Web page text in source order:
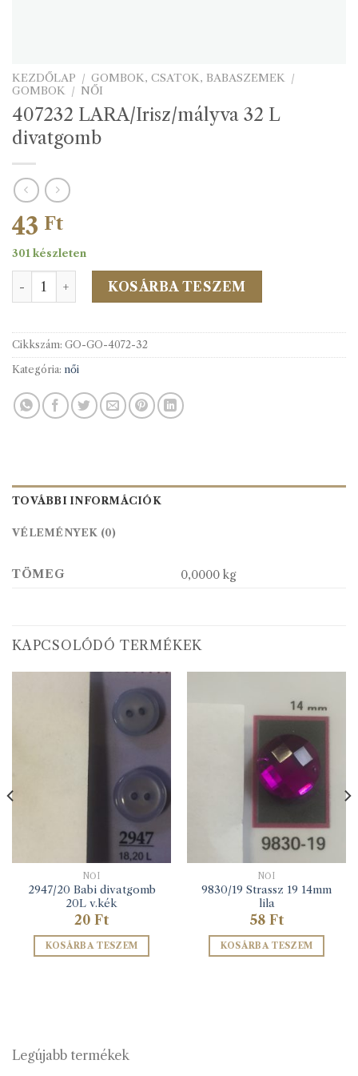
KEZDŐLAP / GOMBOK, CSATOK, BABASZEMEK /
GOMBOK / NŐI
407232 LARA/Irisz/mályva 32 L
divatgomb
43 Ft
301 készleten
407232 LARA/Irisz/mályva 32 L divatgomb mennyiség
KOSÁRBA TESZEM
Cikkszám: GO-GO-4072-32
Kategória: női
TOVÁBBI INFORMÁCIÓK
VÉLEMÉNYEK (0)
TÖMEG 0,0000 kg
KAPCSOLÓDÓ TERMÉKEK
NŐI
2947/20 Babi divatgomb
20L v.kék
20 Ft
KOSÁRBA TESZEM
NŐI
9830/19 Strassz 19 14mm
lila
58 Ft
KOSÁRBA TESZEM
Legújabb termékek